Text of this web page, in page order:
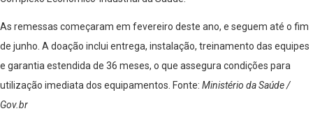
As remessas começaram em fevereiro deste ano, e seguem até o fim
de junho. A doação inclui entrega, instalação, treinamento das equipes
e garantia estendida de 36 meses, o que assegura condições para
utilização imediata dos equipamentos. Fonte: Ministério da Saúde /
Gov.br